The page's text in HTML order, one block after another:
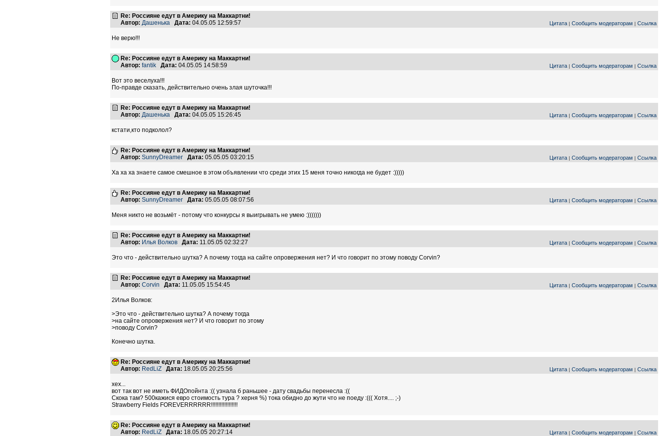
Re: Россияне едут в Америку на Маккартни!
Автор: Дашенька Дата: 04.05.05 12:59:57 Цитата | Сообщить модераторам | Ссылка
Не верю!!!
Re: Россияне едут в Америку на Маккартни!
Автор: fantik Дата: 04.05.05 14:58:59 Цитата | Сообщить модераторам | Ссылка
Вот это веселуха!!!
По-правде сказать, действительно очень злая шуточка!!!
Re: Россияне едут в Америку на Маккартни!
Автор: Дашенька Дата: 04.05.05 15:26:45 Цитата | Сообщить модераторам | Ссылка
кстати,кто подколол?
Re: Россияне едут в Америку на Маккартни!
Автор: SunnyDreamer Дата: 05.05.05 03:20:15 Цитата | Сообщить модераторам | Ссылка
Ха ха ха знаете самое смешное в этом объявлении что среди этих 15 меня точно никогда не будет :)))))
Re: Россияне едут в Америку на Маккартни!
Автор: SunnyDreamer Дата: 05.05.05 08:07:56 Цитата | Сообщить модераторам | Ссылка
Меня никто не возьмёт - потому что конкурсы я выигрывать не умею :)))))))
Re: Россияне едут в Америку на Маккартни!
Автор: Илья Волков Дата: 11.05.05 02:32:27 Цитата | Сообщить модераторам | Ссылка
Это что - действительно шутка? А почему тогда на сайте опровержения нет? И что говорит по этому поводу Corvin?
Re: Россияне едут в Америку на Маккартни!
Автор: Corvin Дата: 11.05.05 15:54:45 Цитата | Сообщить модераторам | Ссылка
2Илья Волков:
>Это что - действительно шутка? А почему тогда
>на сайте опровержения нет? И что говорит по этому
>поводу Corvin?
Конечно шутка.
Re: Россияне едут в Америку на Маккартни!
Автор: RedLiZ Дата: 18.05.05 20:25:56 Цитата | Сообщить модераторам | Ссылка
хех...
вот так вот не иметь ФИДОпойнта :(( узнала б раньшее - дату свадьбы перенесла :((
Скока там? 500кажися евро стоимость тура ? херня %) тока обидно до жути что не поеду :((( Хотя.... ;-)
Strawberry Fields FOREVERRRRRR!!!!!!!!!!!!!!!!!!
Re: Россияне едут в Америку на Маккартни!
Автор: RedLiZ Дата: 18.05.05 20:27:14 Цитата | Сообщить модераторам | Ссылка